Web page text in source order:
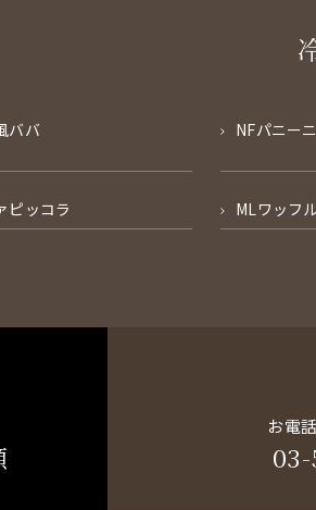
ババ NFパニー
ピッコラ MLワッフ
お電
03-